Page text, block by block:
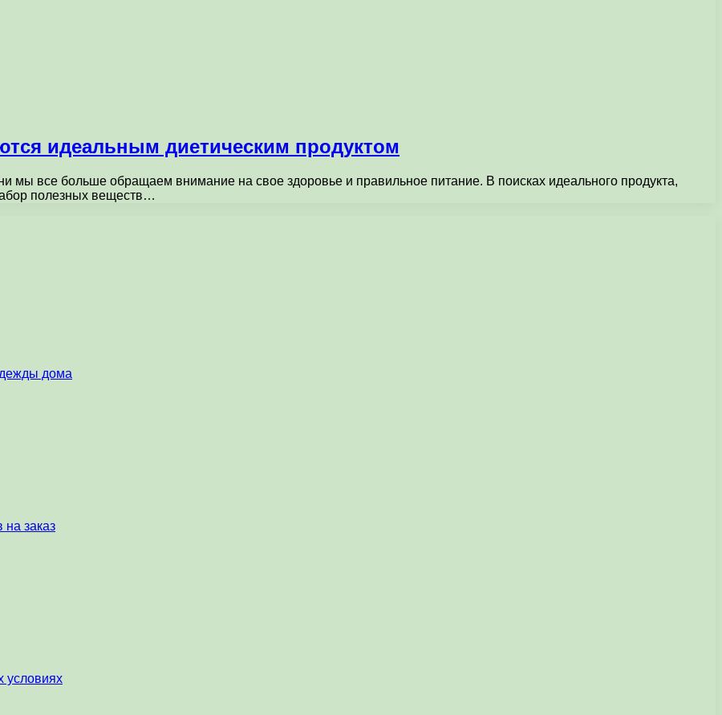
идеальным диетическим продуктом
мы все больше обращаем внимание на свое здоровье и правильное питание. В поисках идеального продукта,
полезных веществ…
дома
на заказ
условиях